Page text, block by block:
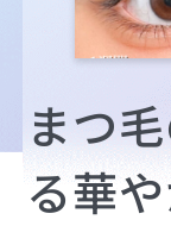
まつ
る華